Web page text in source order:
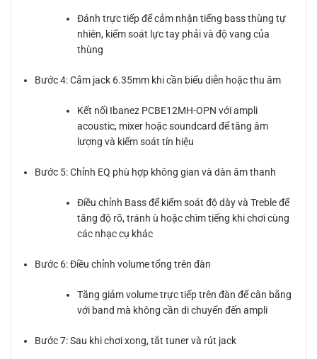
Đánh trực tiếp để cảm nhận tiếng bass thùng tự
nhiên, kiểm soát lực tay phải và độ vang của
thùng
Bước 4: Cắm jack 6.35mm khi cần biểu diễn hoặc thu âm
Kết nối Ibanez PCBE12MH-OPN với ampli
acoustic, mixer hoặc soundcard để tăng âm
lượng và kiểm soát tín hiệu
Bước 5: Chỉnh EQ phù hợp không gian và dàn âm thanh
Điều chỉnh Bass để kiểm soát độ dày và Treble để
tăng độ rõ, tránh ù hoặc chìm tiếng khi chơi cùng
các nhạc cụ khác
Bước 6: Điều chỉnh volume tổng trên đàn
Tăng giảm volume trực tiếp trên đàn để cân bằng
với band mà không cần di chuyển đến ampli
Bước 7: Sau khi chơi xong, tắt tuner và rút jack